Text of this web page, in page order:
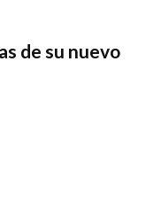
de su nuevo